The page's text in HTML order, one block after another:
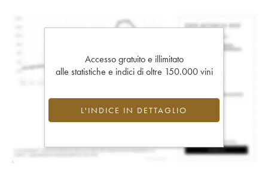
Accesso gratuito e illimitato
alle statistiche e indici di oltre 150.000 vini
L'INDICE IN DETTAGLIO